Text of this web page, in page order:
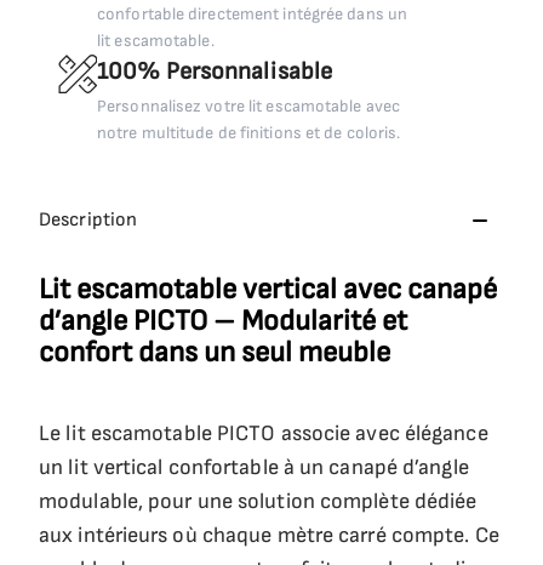
confortable directement intégrée dans un
lit escamotable.
100% Personnalisable
Personnalisez votre lit escamotable avec
notre multitude de finitions et de coloris.
Description
Lit escamotable vertical avec canapé
d’angle PICTO – Modularité et
confort dans un seul meuble
Le lit escamotable PICTO associe avec élégance
un lit vertical confortable à un canapé d’angle
modulable, pour une solution complète dédiée
aux intérieurs où chaque mètre carré compte. Ce